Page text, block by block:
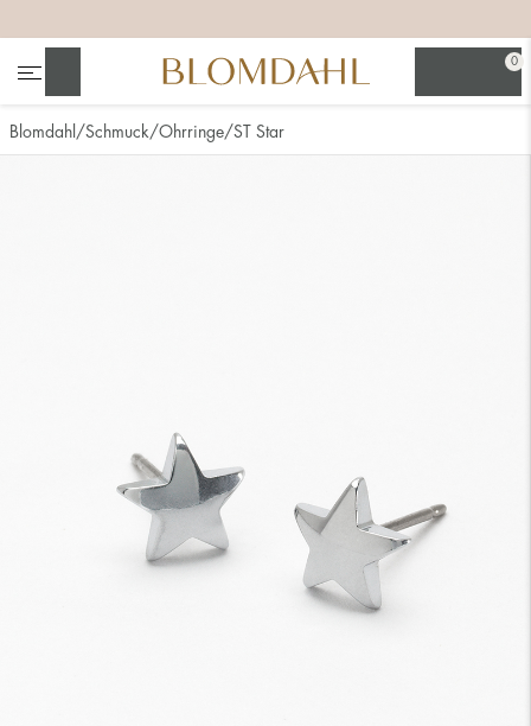
0
Blomdahl Schmuck Ohrringe ST Star